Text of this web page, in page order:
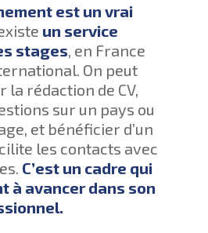
est un vrai
un service
stages , en France
On peut
la rédaction de CV,
sur un pays ou
et bénéficier d’un
les contacts avec
C’est un cadre qui
à avancer dans son